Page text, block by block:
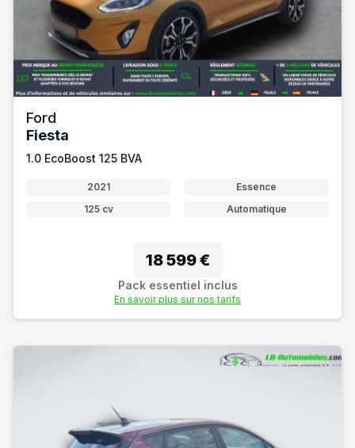
Ford
Fiesta
1.0 EcoBoost 125 BVA
2021
Essence
125 cv
Automatique
18 599 €
Pack essentiel inclus
En savoir plus sur nos tarifs